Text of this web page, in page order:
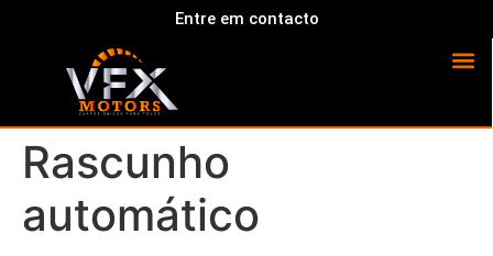
Entre em contacto
Rascunho
automático